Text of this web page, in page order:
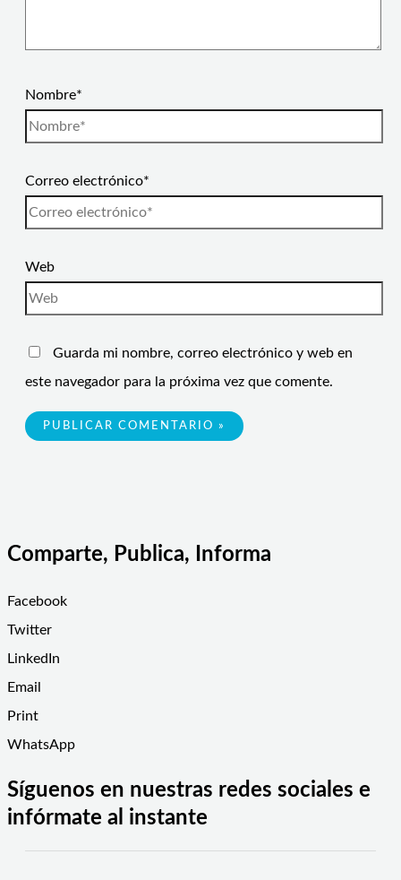
Nombre*
Correo electrónico*
Web
Guarda mi nombre, correo electrónico y web en
este navegador para la próxima vez que comente.
Comparte, Publica, Informa
Facebook
Twitter
LinkedIn
Email
Print
WhatsApp
Síguenos en nuestras redes sociales e
infórmate al instante